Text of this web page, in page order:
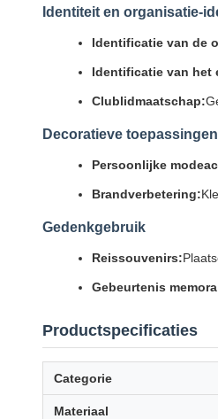
Identiteit en organisatie-
Identificatie van de
Identificatie van het
Clublidmaatschap:
Decoratieve toepassingen
Persoonlijke
Brandverbetering:
Gedenkgebruik
Reissouvenirs:
Gebeurtenis
Productspecificaties
Categorie
Materiaal